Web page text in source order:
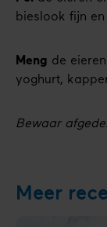
bieslook fijn
Meng de
yoghurt,
Bewaar
Meer